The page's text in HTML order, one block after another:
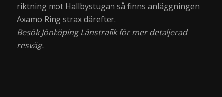
riktning mot Hallbystugan så finns anläggningen
Axamo Ring strax därefter.
Besök Jönköping Länstrafik för mer detaljerad
resväg.